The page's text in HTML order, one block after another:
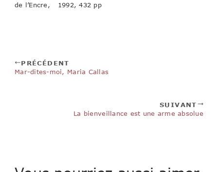
de l’Encre, 1992, 432 pp
PRÉCÉDENT
Mar-dites-moi, Maria Callas
SUIVANT
La bienveillance est une arme absolue